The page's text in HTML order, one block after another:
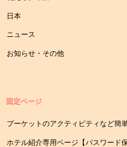
日本
ニュース
お知らせ・その他
固定ページ
プーケットのアクティビティなど簡
ホテル紹介専用ページ【パスワード保